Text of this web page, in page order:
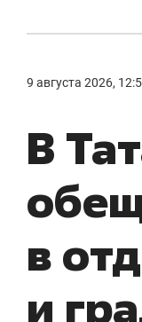
9 августа 2026,
В
в
и